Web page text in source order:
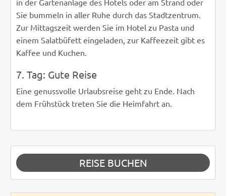
Sie bummeln in aller Ruhe durch das Stadtzentrum.
Zur Mittagszeit werden Sie im Hotel zu Pasta und
einem Salatbüfett eingeladen, zur Kaffeezeit gibt es
Kaffee und Kuchen.
7. Tag: Gute Reise
Eine genussvolle Urlaubsreise geht zu Ende. Nach
dem Frühstück treten Sie die Heimfahrt an.
REISE BUCHEN